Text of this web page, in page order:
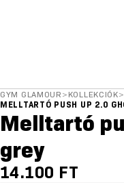
GYM GLAMOUR > KOLLEKCIÓK>
MELLTARTÓ PUSH UP 2.0
Melltartó
grey
14.100 FT